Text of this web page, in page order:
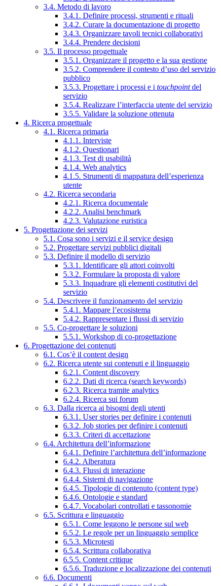
3.4. Metodo di lavoro
3.4.1. Definire processi, strumenti e rituali
3.4.2. Curare la documentazione di progetto
3.4.3. Organizzare tavoli tecnici collaborativi
3.4.4. Prendere decisioni
3.5. Il processo progettuale
3.5.1. Organizzare il progetto e la sua gestione
3.5.2. Comprendere il contesto d’uso del servizio
pubblico
3.5.3. Progettare i processi e i touchpointdel
servizio
3.5.4. Realizzare l’interfaccia utente del servizio
3.5.5. Validare la soluzione ottenuta
4. Ricerca progettuale
4.1. Ricerca primaria
4.1.1. Interviste
4.1.2. Questionari
4.1.3. Test di usabilità
4.1.4. Web analytics
4.1.5. Strumenti di mappatura dell’esperienza
utente
4.2. Ricerca secondaria
4.2.1. Ricerca documentale
4.2.2. Analisi benchmark
4.2.3. Valutazione euristica
5. Progettazione dei servizi
5.1. Cosa sono i servizi e il service design
5.2. Progettare servizi pubblici digitali
5.3. Definire il modello di servizio
5.3.1. Identificare gli attori coinvolti
5.3.2. Formulare la proposta di valore
5.3.3. Inquadrare gli elementi costitutivi del
servizio
5.4. Descrivere il funzionamento del servizio
5.4.1. Mappare l’ecosistema
5.4.2. Rappresentare i flussi di servizio
5.5. Co-progettare le soluzioni
5.5.1. Workshop di co-progettazione
6. Progettazione dei contenuti
6.1. Cos’è il content design
6.2. Ricerca utente sui contenuti e il linguaggio
6.2.1. Content discovery
6.2.2. Dati di ricerca (search keywords)
6.2.3. Ricerca tramite analytics
6.2.4. Ricerca sui forum
6.3. Dalla ricerca ai bisogni degli utenti
6.3.1. User stories per definire i contenuti
6.3.2. Job stories per definire i contenuti
6.3.3. Criteri di accettazione
6.4. Architettura dell’informazione
6.4.1. Definire l’architettura dell’informazione
6.4.2. Alberatura
6.4.3. Flussi di interazione
6.4.4. Sistemi di navigazione
6.4.5. Tipologie di contenuto (content type)
6.4.6. Ontologie e standard
6.4.7. Vocabolari controllati e tassonomie
6.5. Scrittura e linguaggio
6.5.1. Come leggono le persone sul web
6.5.2. Le regole per un linguaggio semplice
6.5.3. Microtesti
6.5.4. Scrittura collaborativa
6.5.5. Content critique
6.5.6. Traduzione e localizzazione dei contenuti
6.6. Documenti